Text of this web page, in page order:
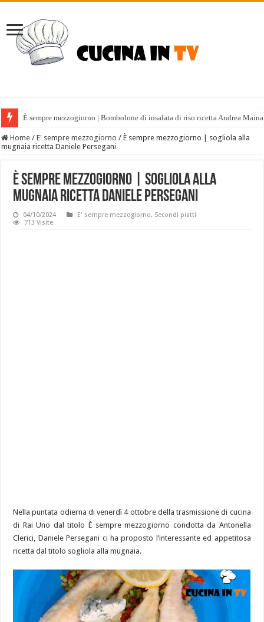
È sempre mezzogiorno | Bombolone di insalata di riso ricetta Andrea
Home / E' sempre mezzogiorno / È sempre mezzogiorno | sogliola alla
mugnaia ricetta Daniele Persegani
È sempre mezzogiorno | sogliola alla
mugnaia ricetta Daniele Persegani
04/10/2024 E' sempre mezzogiorno, Secondi piatti
713 Visite
Nella puntata odierna di venerdì 4 ottobre della trasmissione di cucina
di Rai Uno dal titolo È sempre mezzogiorno condotta da Antonella
Clerici, Daniele Persegani ci ha proposto l’interessante ed appetitosa
ricetta dal titolo sogliola alla mugnaia.